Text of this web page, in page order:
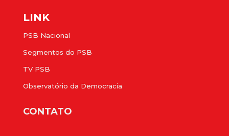
LINK
PSB Nacional
Segmentos do PSB
TV PSB
Observatório da Democracia
CONTATO